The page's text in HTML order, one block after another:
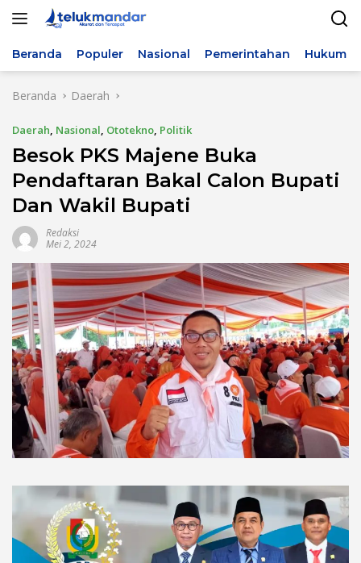
Beranda Populer Nasional Pemerintahan Hukum
Beranda Daerah
Daerah, Nasional, Ototekno, Politik
Besok PKS Majene Buka
Pendaftaran Bakal Calon Bupati
Dan Wakil Bupati
Redaksi
Mei 2, 2024